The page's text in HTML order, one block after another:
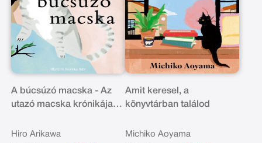
A búcsúzó macska - Az
utazó macska krónikája
Hiro Arikawa
Amit keresel, a
könyvtárban találod
Michiko Aoyama